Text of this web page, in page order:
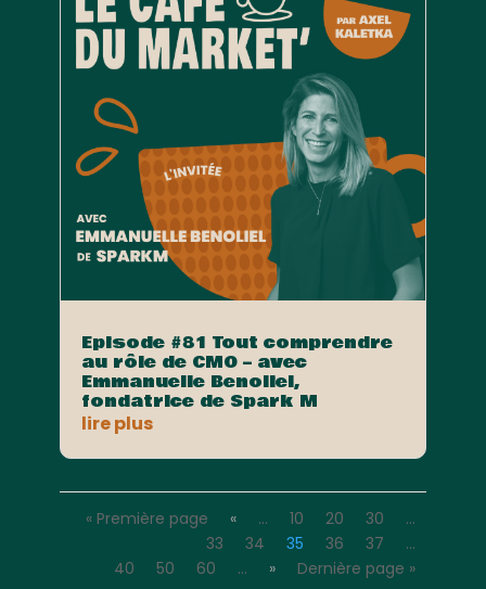
Episode #81 Tout comprendre
au rôle de CMO – avec
Emmanuelle Benoliel,
fondatrice de Spark M
lire plus
« Première page « … 10 20 30
…
33
34 35 36 37
…
40
50 60 … » Dernière page »